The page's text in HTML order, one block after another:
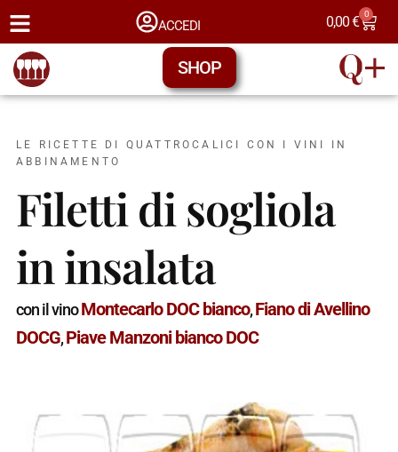
ACCEDI 0,00€ 0
SHOP
LE RICETTE DI QUATTROCALICI CON I VINI IN
ABBINAMENTO
Filetti di sogliola
in insalata
con il vinoMontecarlo DOC bianco,Fiano di Avellino
DOCG,Piave Manzoni bianco DOC